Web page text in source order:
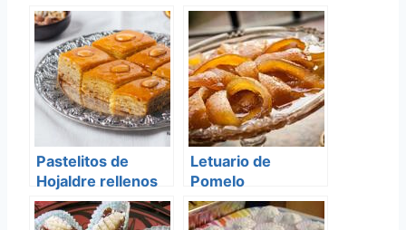
Pastelitos de
Hojaldre rellenos
de frutos secos
Letuario de
Pomelo